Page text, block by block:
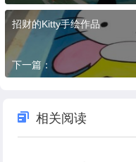
招财的Kitty手绘作品
下一篇：
相关阅读